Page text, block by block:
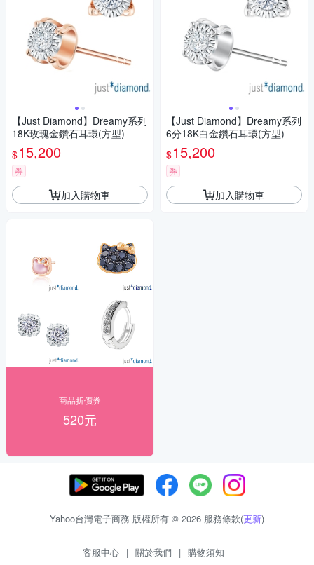
【Just Diamond】Dreamy系列
18K玫瑰金鑽石耳環(方型)
$15,200
券
加入購物車
商品折價券
520元
【Just Diamond】Dreamy系列
6分18K白金鑽石耳環(方型)
$15,200
券
加入購物車
Yahoo台灣電子商務 版權所有 © 2026 服務條款(更新)
客服中心 | 關於我們 | 購物須知